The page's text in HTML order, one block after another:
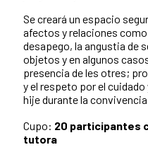
Se creará un espacio
afectos y relaciones
desapego, la angustia de
objetos y en algunos
presencia de les otres;
y el respeto por el cuidado
hije durante la
Cupo: 20 participantes
tutora